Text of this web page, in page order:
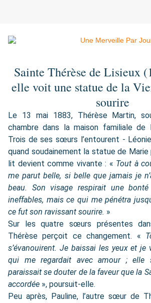
Sainte Thérèse de Lisieux
elle voit une statue de la
sourire
Le 13 mai 1883, Thérèse Martin,
chambre dans la maison familiale de
Trois de ses sœurs l’entourent -
quand soudainement la statue de
lit devient comme vivante : « Tout à
me parut belle, si belle que jamais je
beau. Son visage respirait une
ineffables, mais ce qui me pénétra
ce fut son ravissant sourire. »
Sur les quatre sœurs présentes
Thérèse perçoit ce changement. «
s’évanouirent. Je baissai les yeux et
qui me regardait avec amour ; elle
paraissait se douter de la faveur que la
accordée », poursuit-elle.
Peu après, Pauline, l’autre sœur de